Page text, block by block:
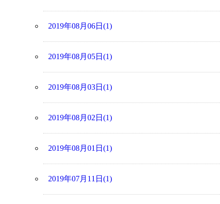
2019年08月06日(1)
2019年08月05日(1)
2019年08月03日(1)
2019年08月02日(1)
2019年08月01日(1)
2019年07月11日(1)